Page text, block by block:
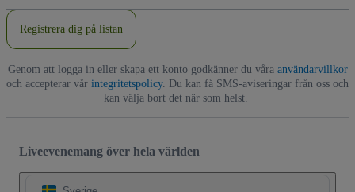
Registrera dig på listan
Genom att logga in eller skapa ett konto godkänner du våra användarvillkor
och accepterar vår integritetspolicy. Du kan få SMS-aviseringar från oss och
kan välja bort det när som helst.
Liveevenemang över hela världen